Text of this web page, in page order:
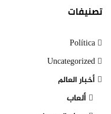
تصنيفات
Política
Uncategorized
أخبار العالم
ألعاب